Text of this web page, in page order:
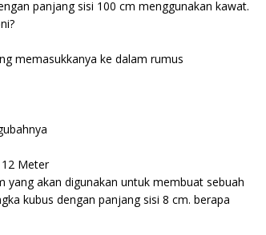
panjang sisi 100 cm menggunakan kawat.
memasukkanya ke dalam rumus
Meter
akan digunakan untuk membuat sebuah
kubus dengan panjang sisi 8 cm. berapa